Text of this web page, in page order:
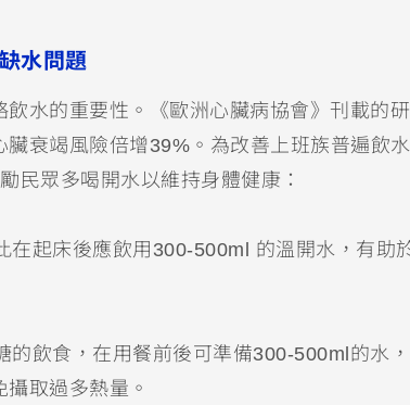
水問題
水的重要性。《歐洲心臟病協會》刊載的
衰竭風險倍增39%。為改善上班族普遍飲
民眾多喝開水以維持身體健康：
在起床後應飲用300-500ml 的溫開水，有助
的飲食，在用餐前後可準備300-500ml的水
取過多熱量。